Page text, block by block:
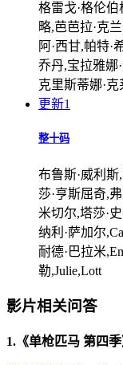
格雷戈·格伦伯
略,芭芭拉·克
阿·西甘,帕特·
乔丹,宝拉雅娜
克里斯蒂娜·
更新1
整十码
布鲁斯·威利斯
莎·亨斯屈奇,
米切尔,塔莎·
纳利·萨加尔
耐德·巴拉米
勒,Julie,Lott
影片相关问答
1.《单枪匹马 第四